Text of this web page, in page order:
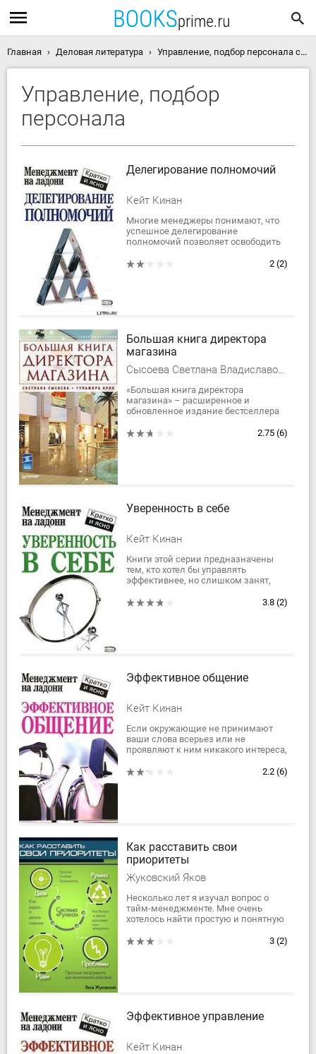
Главная Деловая литература Управление, подбор персонала скачать книги
Управление, подбор
персонала
Делегирование полномочий
Кейт Кинан
Многие менеджеры понимают, что
успешное делегирование
полномочий позволяет освободить
более сложных проблем, повышает
2 (2)
Большая книга директора
магазина
Сысоева Светлана Владиславовна, Н. О. Куплеваский
«Большая книга директора
магазина» – расширенное и
обновленное издание бестселлера
розничной торговли. Она написана
2.75 (6)
Уверенность в себе
Кейт Кинан
Книги этой серии предназначены
тем, кто хотел бы управлять
эффективнее, но слишком занят,
увереннее в себе, научиться с
3.8 (2)
Эффективное общение
Кейт Кинан
Если окружающие не принимают
ваши слова всерьез или не
проявляют к ним никакого интереса,
что вы не уделяете должного
2.2 (6)
Как расставить свои
приоритеты
Жуковский Яков
​Несколько лет я изучал вопрос о
тайм-менеджменте. Мне очень
хотелось найти простую и понятную
рассказываю о том, что я обнаружил
3 (2)
Эффективное управление
Кейт Кинан